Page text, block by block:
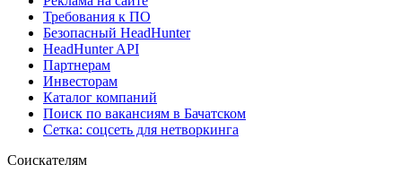
Требования к ПО
Безопасный HeadHunter
HeadHunter API
Партнерам
Инвесторам
Каталог компаний
Поиск по вакансиям в Бачатском
Сетка: соцсеть для нетворкинга
Соискателям